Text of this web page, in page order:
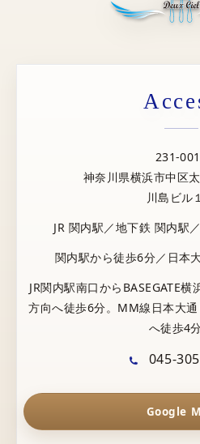
231-
神奈川県横浜市中区
川島ビル
JR 関内駅／地下鉄 関内駅
関内駅から徒歩6分／日本
JR関内駅南口からBASEGATE
方向へ徒歩6分。MM線日本大
へ徒歩4分
045-
Google